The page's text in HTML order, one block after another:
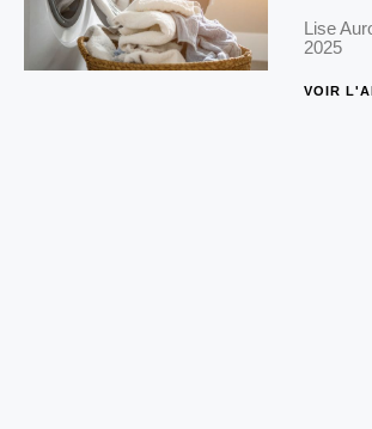
Lise
2025
VOIR